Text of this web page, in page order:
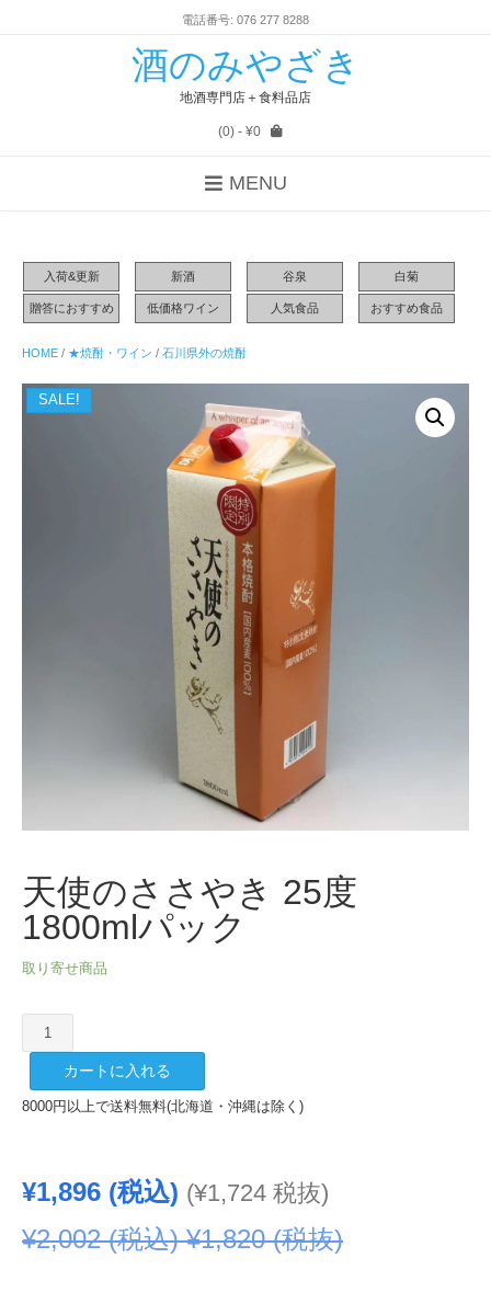
電話番号: 076 277 8288
酒のみやざき
地酒専門店＋食料品店
(0)- ¥0
MENU
入荷&更新 新酒 谷泉 白菊
贈答におすすめ 低価格ワイン 人気食品 おすすめ食品
HOME / ★焼酎・ワイン / 石川県外の焼酎
SALE!
天使のささやき 25度
1800mlパック
取り寄せ商品
使
さ
25
度
1800ml
カートに入れる
8000円以上で送料無料(北海道・沖縄は除く)
¥1,896 (税込) (¥1,724 税抜)
¥2,002(税込)¥1,820(税抜)